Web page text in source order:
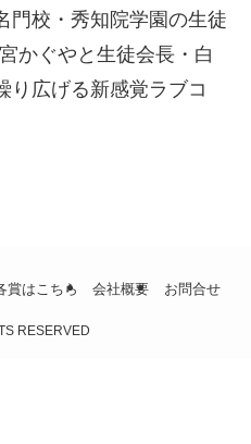
校・秀知院学園の生徒
かぐやと生徒会長・白
り広げる新感覚ラブコ
賞はこちら 会社概要 お問合せ
RESERVED